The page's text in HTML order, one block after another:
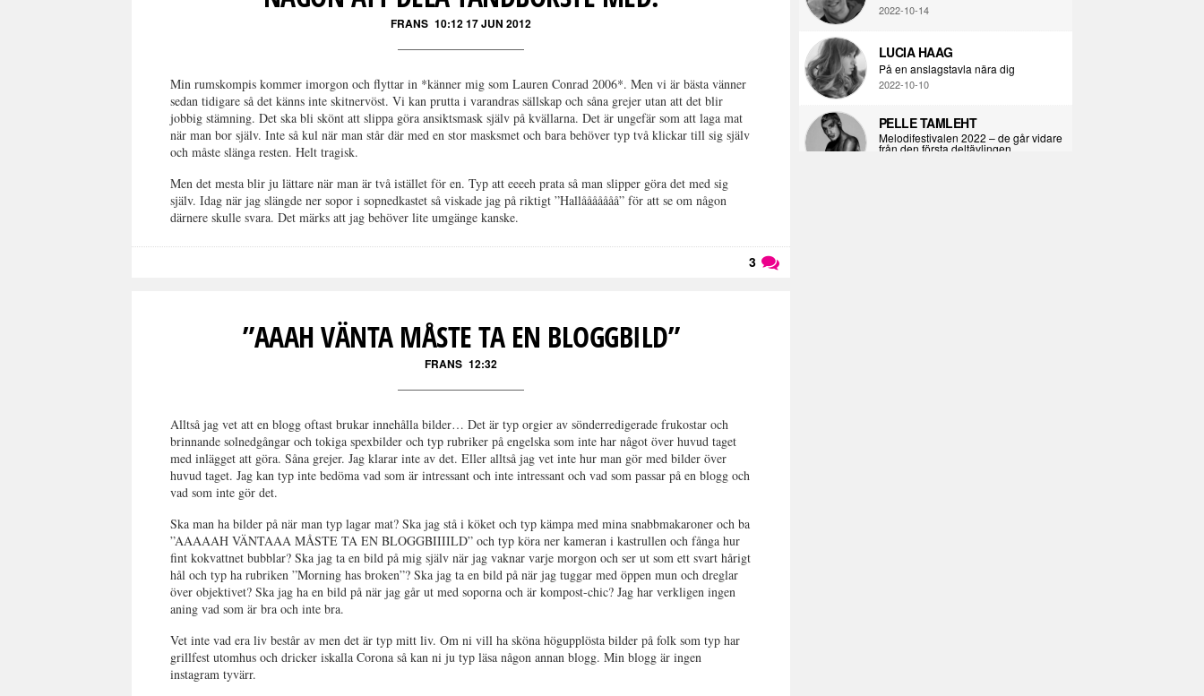
FRANS 10:12 17 JUN 2012
Min rumskompis kommer imorgon och flyttar in *känner mig som Lauren Conrad 2006*. Men vi är bästa vänner
sedan tidigare så det känns inte skitnervöst. Vi kan prutta i varandras sällskap och såna grejer utan att det blir
jobbig stämning. Det ska bli skönt att slippa göra ansiktsmask själv på kvällarna. Det är ungefär som att laga mat
när man bor själv. Inte så kul när man står där med en stor masksmet och bara behöver typ två klickar till sig själv
och måste slänga resten. Helt tragisk.
Men det mesta blir ju lättare när man är två istället för en. Typ att eeeeh prata så man slipper göra det med sig
själv. Idag när jag slängde ner sopor i sopnedkastet så viskade jag på riktigt ”Hallååååååå” för att se om någon
därnere skulle svara. Det märks att jag behöver lite umgänge kanske.
3
”AAAH VÄNTA MÅSTE TA EN BLOGGBILD”
FRANS 12:32
Alltså jag vet att en blogg oftast brukar innehålla bilder… Det är typ orgier av sönderredigerade frukostar och
brinnande solnedgångar och tokiga spexbilder och typ rubriker på engelska som inte har något över huvud taget
med inlägget att göra. Såna grejer. Jag klarar inte av det. Eller alltså jag vet inte hur man gör med bilder över
huvud taget. Jag kan typ inte bedöma vad som är intressant och inte intressant och vad som passar på en blogg och
vad som inte gör det.
Ska man ha bilder på när man typ lagar mat? Ska jag stå i köket och typ kämpa med mina snabbmakaroner och ba
”AAAAAH VÄNTAAA MÅSTE TA EN BLOGGBIIIILD” och typ köra ner kameran i kastrullen och fånga hur
fint kokvattnet bubblar? Ska jag ta en bild på mig själv när jag vaknar varje morgon och ser ut som ett svart hårigt
hål och typ ha rubriken ”Morning has broken”? Ska jag ta en bild på när jag tuggar med öppen mun och dreglar
över objektivet? Ska jag ha en bild på när jag går ut med soporna och är kompost-chic? Jag har verkligen ingen
aning vad som är bra och inte bra.
Vet inte vad era liv består av men det är typ mitt liv. Om ni vill ha sköna högupplösta bilder på folk som typ har
grillfest utomhus och dricker iskalla Corona så kan ni ju typ läsa någon annan blogg. Min blogg är ingen
instagram tyvärr.
2022-10-14
LUCIA HAAG
På en anslagstavla nära dig
2022-10-10
PELLE TAMLEHT
Melodifestivalen 2022 – de går vidare
från den första deltävlingen